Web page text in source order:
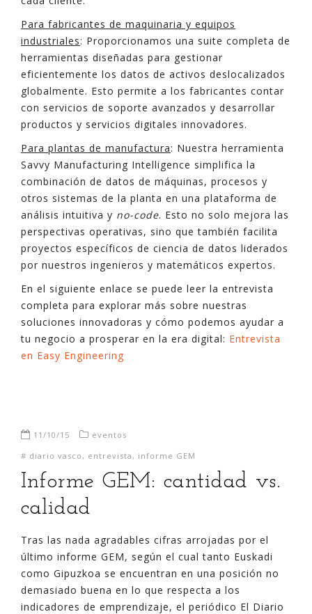
Para fabricantes de maquinaria y equipos
industriales: Proporcionamos una suite completa de
herramientas diseñadas para gestionar
eficientemente los datos de activos deslocalizados
globalmente. Esto permite a los fabricantes contar
con servicios de soporte avanzados y desarrollar
productos y servicios digitales innovadores.
Para plantas de manufactura: Nuestra herramienta
Savvy Manufacturing Intelligence simplifica la
combinación de datos de máquinas, procesos y
otros sistemas de la planta en una plataforma de
análisis intuitiva y no-code. Esto no solo mejora las
perspectivas operativas, sino que también facilita
proyectos específicos de ciencia de datos liderados
por nuestros ingenieros y matemáticos expertos.
En el siguiente enlace se puede leer la entrevista
completa para explorar más sobre nuestras
soluciones innovadoras y cómo podemos ayudar a
tu negocio a prosperar en la era digital: Entrevista
en Easy Engineering
11/10/15
eventos
# diario vasco , entrevista , informe GEM
Informe GEM: cantidad vs.
calidad
Tras las nada agradables cifras arrojadas por el
último informe GEM, según el cual tanto Euskadi
como Gipuzkoa se encuentran en una posición no
demasiado buena en lo que respecta a los
indicadores de emprendizaje, el periódico El Diario